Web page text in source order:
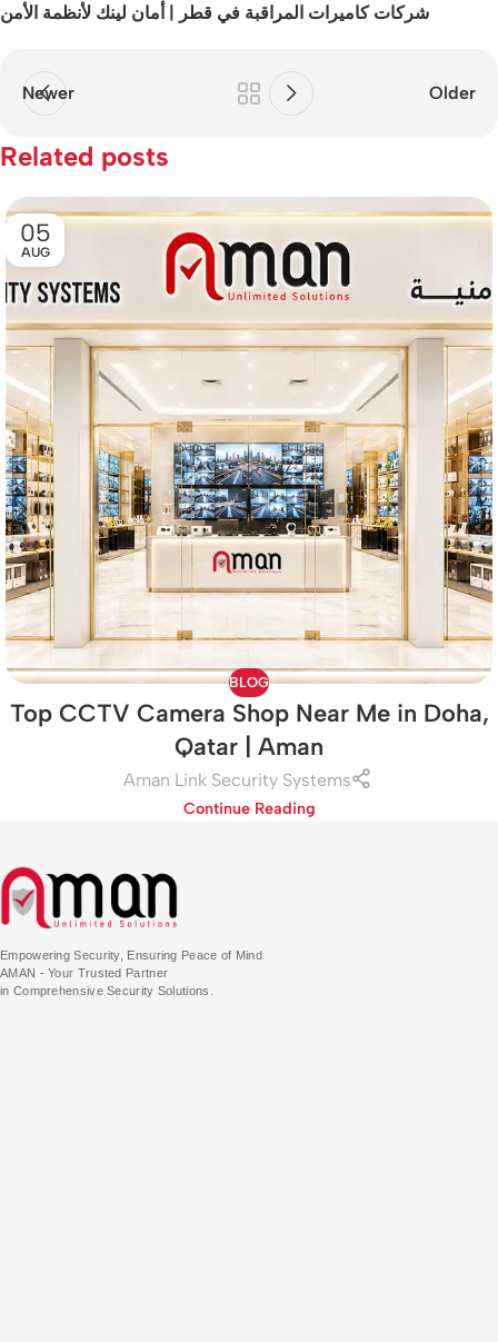
شركات كاميرات المراقبة في قطر | أمان لينك لأنظمة الأمن
Newer Older
Related posts
05
AUG
BLOG
Top CCTV Camera Shop Near Me in Doha,
Qatar | Aman
Aman Link Security Systems
Continue Reading
Empowering Security, Ensuring Peace of Mind
AMAN - Your Trusted Partner
in Comprehensive Security Solutions.